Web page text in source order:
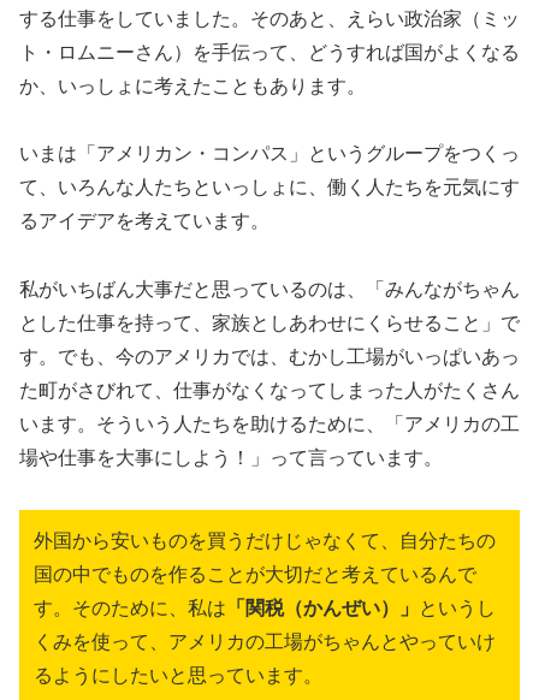
する仕事をしていました。そのあと、えらい政治家（ミッ
ト・ロムニーさん）を手伝って、どうすれば国がよくなる
か、いっしょに考えたこともあります。
いまは「アメリカン・コンパス」というグループをつくっ
て、いろんな人たちといっしょに、働く人たちを元気にす
るアイデアを考えています。
私がいちばん大事だと思っているのは、「みんながちゃん
とした仕事を持って、家族としあわせにくらせること」で
す。でも、今のアメリカでは、むかし工場がいっぱいあっ
た町がさびれて、仕事がなくなってしまった人がたくさん
います。そういう人たちを助けるために、「アメリカの工
場や仕事を大事にしよう！」って言っています。
外国から安いものを買うだけじゃなくて、自分たちの
国の中でものを作ることが大切だと考えているんで
す。そのために、私は 「関税（かんぜい）」
というし
くみを使って、アメリカの工場がちゃんとやっていけ
るようにしたいと思っています。